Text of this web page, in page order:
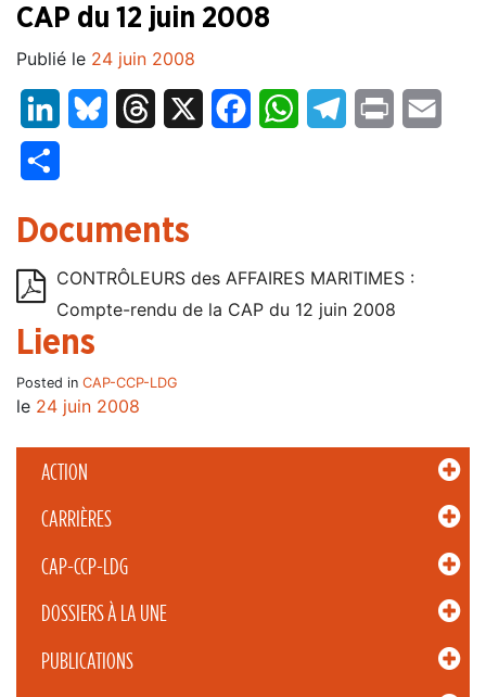
ACTION
CARRIÈRES
CAP-CCP-LDG
DOSSIERS À LA UNE
PUBLICATIONS
CAP du 12 juin 2008
Publié le 24 juin 2008
LinkedInBluesky Threads FacebookWhatsAppTelegram
Print
Documents
CONTRÔLEURS des AFFAIRES MARITIMES :
Compte-rendu de la CAP du 12 juin 2008
Liens
Posted in CAP-CCP-LDG
le 24 juin 2008